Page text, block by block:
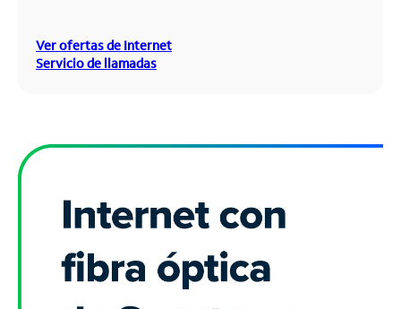
Ver ofertas de Internet
Servicio de llamadas